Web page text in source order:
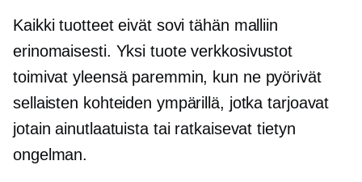
Kaikki tuotteet eivät sovi tähän malliin
erinomaisesti. Yksi tuoteverkkosivustot
toimivat yleensä paremmin, kun ne pyörivät
sellaisten kohteiden ympärillä, jotka tarjoavat
jotain ainutlaatuista tai ratkaisevat tietyn
ongelman.